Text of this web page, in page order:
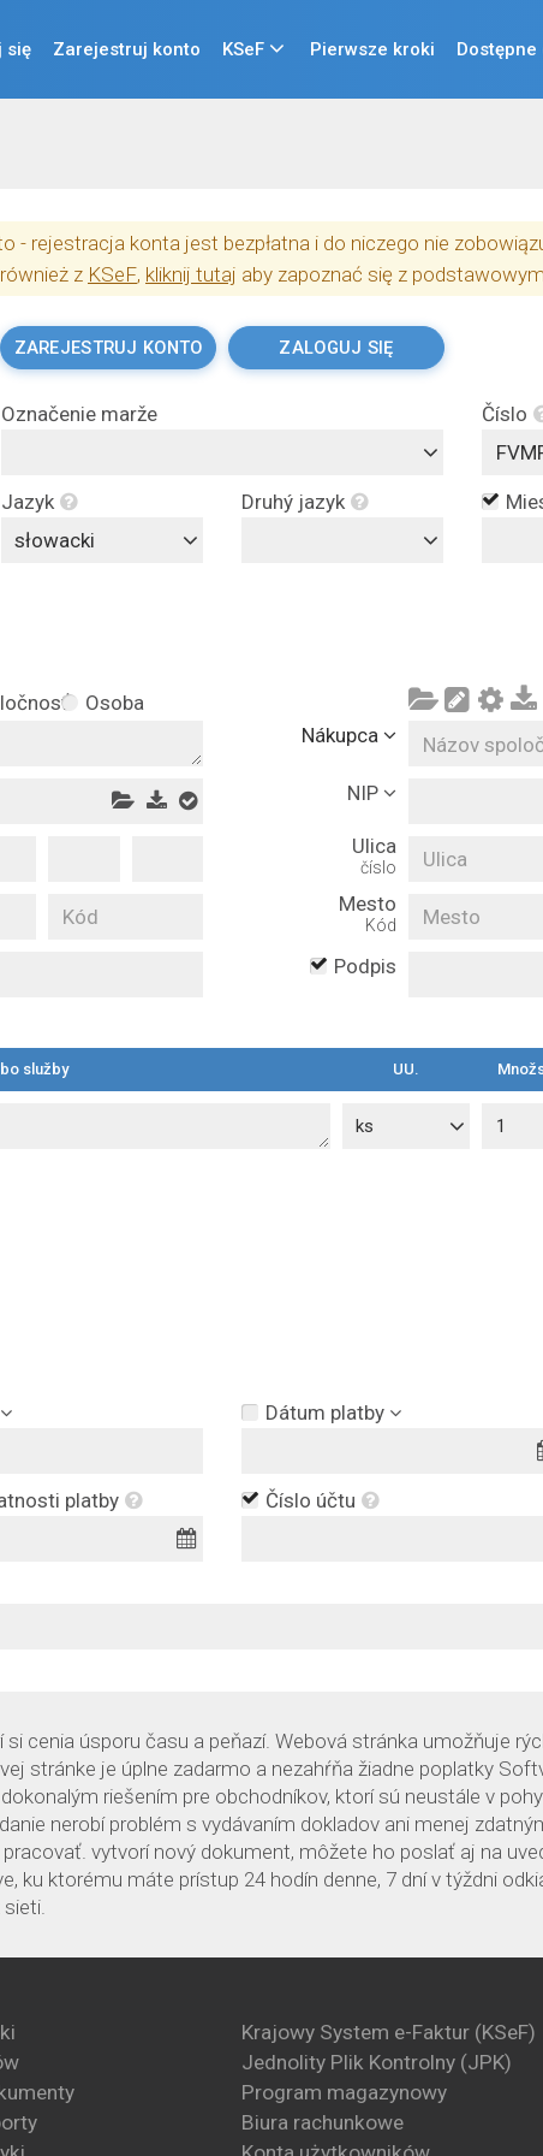
się Zarejestruj konto KSeF Pierwsze kroki
rejestracja konta jest bezpłatna i do niczego nie
z KSeF, kliknij tutaj aby zapoznać się z
ZAREJESTRUJ KONTO ZALOGUJ SIĘ
Označenie marže Číslo
Jazyk
słowacki
Druhý jazyk
Osoba
Nákupca
NIP
Ulica
číslo
Mesto
Kód
Podpis
služby UU.
ks
Dátum platby
platby Číslo účtu
cenia úsporu času a peňazí. Webová stránka umožňuje
stránke je úplne zadarmo a nezahŕňa žiadne poplatky
riešením pre obchodníkov, ktorí sú neustále v
nerobí problém s vydávaním dokladov ani menej
vytvorí nový dokument, môžete ho poslať aj na
ku ktorému máte prístup 24 hodín denne, 7 dní v týždni
Krajowy System e-Faktur (KSeF)
Jednolity Plik Kontrolny (JPK)
Program magazynowy
Biura rachunkowe